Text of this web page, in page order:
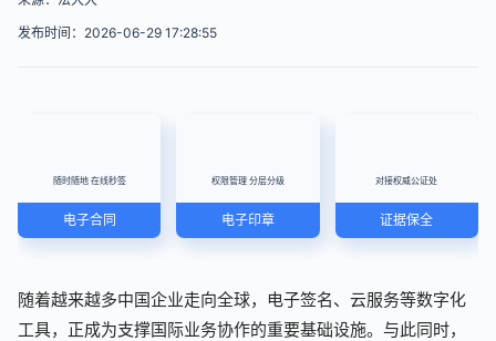
发布时间：2026-06-29 17:28:55
随时随地 在线秒签
电子合同
权限管理 分层分级
电子印章
对接权威公证处
证据保全
随着越来越多中国企业走向全球，电子签名、云服务等数字化
工具，正成为支撑国际业务协作的重要基础设施。与此同时，